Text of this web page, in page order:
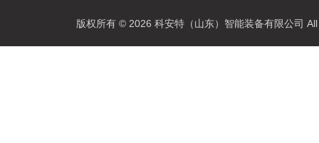
版权所有 © 2026 科安特（山东）智能装备有限公